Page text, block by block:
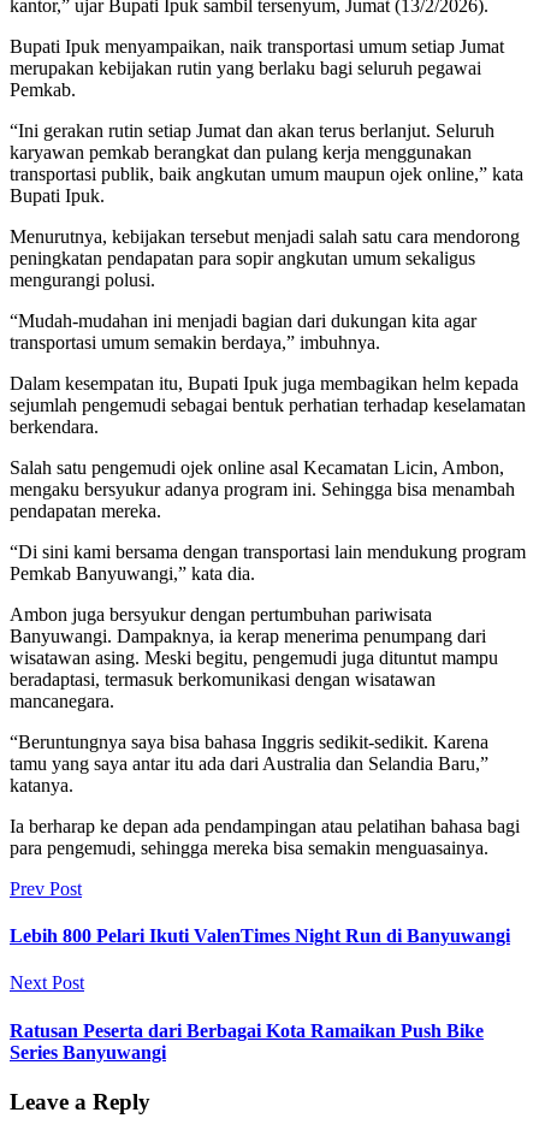
kantor,” ujar Bupati Ipuk sambil tersenyum, Jumat (13/2/2026).
Bupati Ipuk menyampaikan, naik transportasi umum setiap Jumat
merupakan kebijakan rutin yang berlaku bagi seluruh pegawai
Pemkab.
“Ini gerakan rutin setiap Jumat dan akan terus berlanjut. Seluruh
karyawan pemkab berangkat dan pulang kerja menggunakan
transportasi publik, baik angkutan umum maupun ojek online,” kata
Bupati Ipuk.
Menurutnya, kebijakan tersebut menjadi salah satu cara mendorong
peningkatan pendapatan para sopir angkutan umum sekaligus
mengurangi polusi.
“Mudah-mudahan ini menjadi bagian dari dukungan kita agar
transportasi umum semakin berdaya,” imbuhnya.
Dalam kesempatan itu, Bupati Ipuk juga membagikan helm kepada
sejumlah pengemudi sebagai bentuk perhatian terhadap keselamatan
berkendara.
Salah satu pengemudi ojek online asal Kecamatan Licin, Ambon,
mengaku bersyukur adanya program ini. Sehingga bisa menambah
pendapatan mereka.
“Di sini kami bersama dengan transportasi lain mendukung program
Pemkab Banyuwangi,” kata dia.
Ambon juga bersyukur dengan pertumbuhan pariwisata
Banyuwangi. Dampaknya, ia kerap menerima penumpang dari
wisatawan asing. Meski begitu, pengemudi juga dituntut mampu
beradaptasi, termasuk berkomunikasi dengan wisatawan
mancanegara.
“Beruntungnya saya bisa bahasa Inggris sedikit-sedikit. Karena
tamu yang saya antar itu ada dari Australia dan Selandia Baru,”
katanya.
Ia berharap ke depan ada pendampingan atau pelatihan bahasa bagi
para pengemudi, sehingga mereka bisa semakin menguasainya.
Prev Post
Lebih 800 Pelari Ikuti ValenTimes Night Run di Banyuwangi
Next Post
Ratusan Peserta dari Berbagai Kota Ramaikan Push Bike
Series Banyuwangi
Leave a Reply